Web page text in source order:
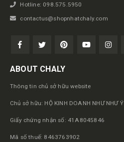
Hotline: 098.575.5950
contactus@shopnhatchaly.com
ABOUT CHALY
Thông tin chủ sở hữu website
Chủ sở hữu: HỘ KINH DOANH NHƯ NHƯ Ý
Giấy chứng nhận số: 41A8045846
Mã số thuế: 8463763902